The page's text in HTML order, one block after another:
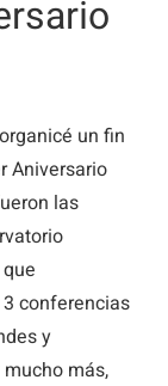
un fin
Aniversario
las
conferencias
y
más,